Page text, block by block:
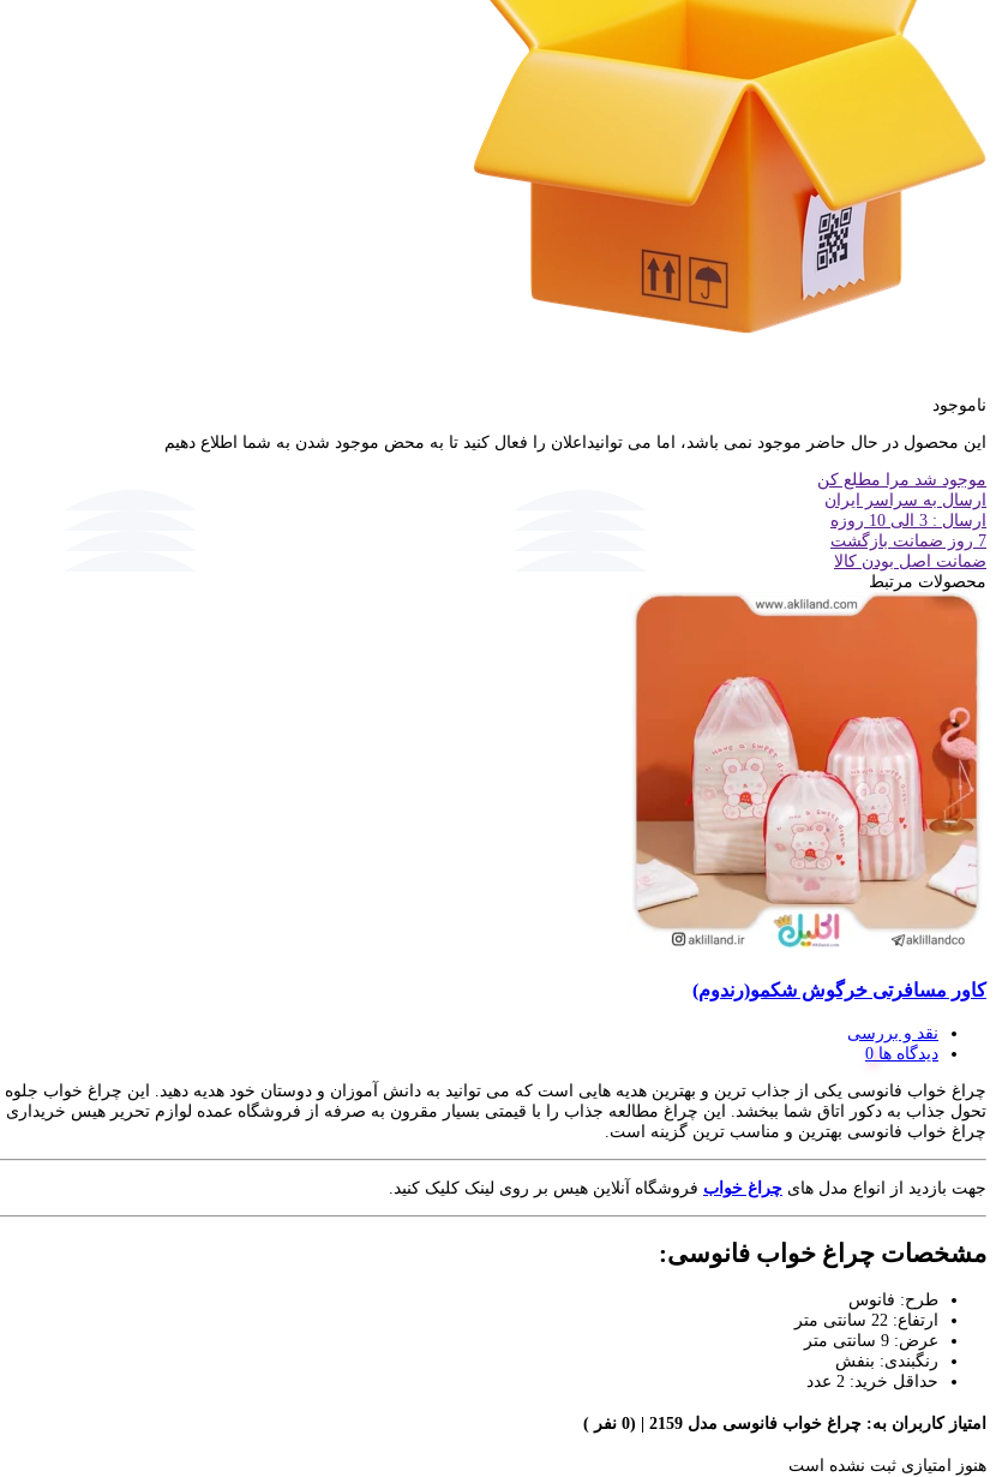
ناموجود
این محصول در حال حاضر موجود نمی باشد، اما می توانیداعلان را فعال کنید تا به محض موجود شدن به شما اطلاع دهیم
موجود شد مرا مطلع کن
ارسال به سراسر ایران
ارسال : 3 الی 10 روزه
7 روز ضمانت بازگشت
ضمانت اصل بودن کالا
محصولات مرتبط
کاور مسافرتی خرگوش شکمو(رندوم)
نقد و بررسی
دیدگاه ها
چراغ خواب فانوسی یکی از جذاب ترین و بهترین هدیه هایی است که می توانید به دانش آموزان و دوستان خود هدیه دهید. این چراغ خواب جلوه
تحول جذاب به دکور اتاق شما ببخشد. این چراغ مطالعه جذاب را با قیمتی بسیار مقرون به صرفه از فروشگاه عمده لوازم تحریر هیس
چراغ خواب فانوسی بهترین و مناسب ترین گزینه است.
جهت بازدید از انواع مدل های چراغ خواب فروشگاه آنلاین هیس بر روی لینک کلیک کنید.
مشخصات چراغ خواب فانوسی:
طرح: فانوس
ارتفاع: 22 سانتی متر
عرض: 9 سانتی متر
رنگبندی: بنفش
حداقل خرید: 2 عدد
امتیاز کاربران به: چراغ خواب فانوسی مدل 2159 | (0 نفر )
هنوز امتیازی ثبت نشده است